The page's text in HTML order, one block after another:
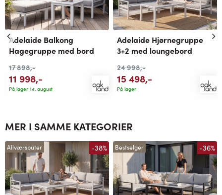
Adelaide Balkong
Hagegruppe med bord
17 898,-
11 998,-
På lager 14. august
Adelaide Hjørnegruppe
3+2 med loungebord
24 998,-
15 498,-
På lager
MER I SAMME KATEGORIER
Allværsputer -38% Bestselger -36%